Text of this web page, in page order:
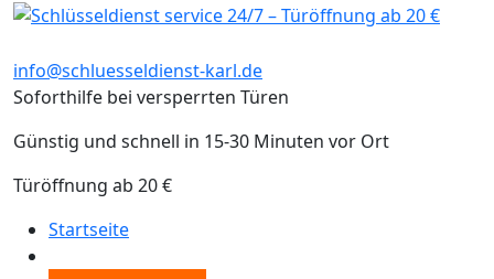
info@schluesseldienst-karl.de
Soforthilfe bei versperrten Türen
Günstig und schnell in 15-30 Minuten vor Ort
Türöffnung ab 20 €
Startseite